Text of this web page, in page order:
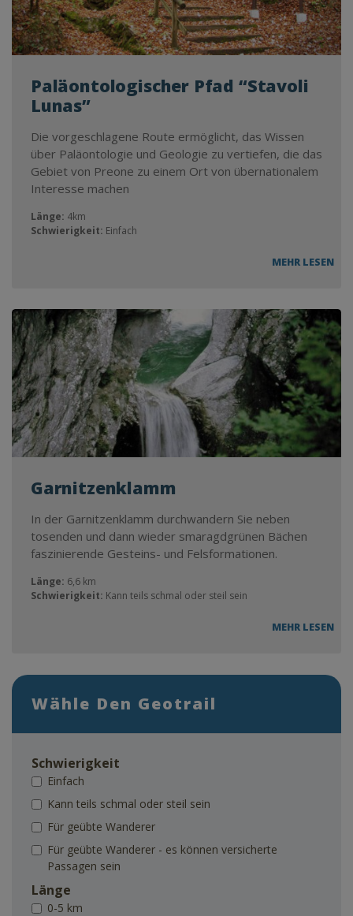
Paläontologischer Pfad “Stavoli
Lunas”
Die vorgeschlagene Route ermöglicht, das Wissen
über Paläontologie und Geologie zu vertiefen, die das
Gebiet von Preone zu einem Ort von übernationalem
Interesse machen
Länge: 4km
Schwierigkeit: Einfach
MEHR LESEN
Garnitzenklamm
In der Garnitzenklamm durchwandern Sie neben
tosenden und dann wieder smaragdgrünen Bächen
faszinierende Gesteins- und Felsformationen.
Länge: 6,6 km
Schwierigkeit: Kann teils schmal oder steil sein
MEHR LESEN
Wähle Den Geotrail
Schwierigkeit
Einfach
Kann teils schmal oder steil sein
Für geübte Wanderer
Für geübte Wanderer - es können versicherte
Passagen sein
Länge
0-5 km